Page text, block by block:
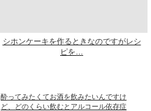
シホンケーキを作るときなのですがレシ
ピを…
酔ってみたくてお酒を飲みたいんですけ
ど、どのくらい飲むとアルコール依存症